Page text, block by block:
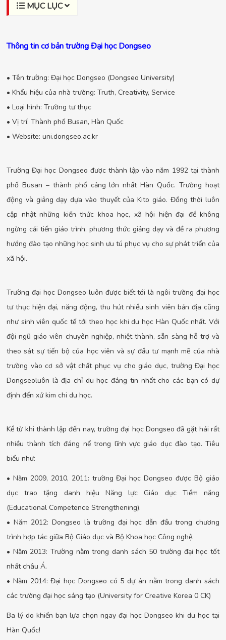
MỤC LỤC
Thông tin cơ bản trường Đại học Dongseo
• Tên trường: Đại học Dongseo (Dongseo University)
• Khẩu hiệu của nhà trường: Truth, Creativity, Service
• Loại hình: Trường tư thục
• Vị trí: Thành phố Busan, Hàn Quốc
• Website: uni.dongseo.ac.kr
Trường Đại học Dongseo được thành lập vào năm 1992 tại thành
phố Busan – thành phố cảng lớn nhất Hàn Quốc. Trường hoạt
động và giảng dạy dựa vào thuyết của Kito giáo. Đồng thời luôn
cập nhật những kiến thức khoa học, xã hội hiện đại để không
ngừng cải tiến giáo trình, phương thức giảng dạy và đề ra phương
hướng đào tạo những học sinh ưu tú phục vụ cho sự phát triển của
xã hội.
Trường đại học Dongseo luôn được biết tới là ngôi trường đại học
tư thục hiện đại, năng động, thu hút nhiều sinh viên bản địa cũng
như sinh viên quốc tế tới theo học khi du học Hàn Quốc nhất. Với
đội ngũ giáo viên chuyên nghiệp, nhiệt thành, sẵn sàng hỗ trợ và
theo sát sự tiến bộ của học viên và sự đầu tư mạnh mẽ của nhà
trường vào cơ sở vật chất phục vụ cho giáo dục, trường Đại học
Dongseoluôn là địa chỉ du học đáng tin nhất cho các bạn có dự
định đến xứ kim chi du học.
Kể từ khi thành lập đến nay, trường đại học Dongseo đã gặt hái rất
nhiều thành tích đáng nể trong lĩnh vực giáo dục đào tạo. Tiêu
biểu như:
• Năm 2009, 2010, 2011: trường Đại học Dongseo được Bộ giáo
dục trao tặng danh hiệu Năng lực Giáo dục Tiềm năng
(Educational Competence Strengthening).
• Năm 2012: Dongseo là trường đại học dẫn đầu trong chương
trình hợp tác giữa Bộ Giáo dục và Bộ Khoa học Công nghệ.
• Năm 2013: Trường nằm trong danh sách 50 trường đại học tốt
nhất châu Á.
• Năm 2014: Đại học Dongseo có 5 dự án nằm trong danh sách
các trường đại học sáng tạo (University for Creative Korea 0 CK)
Ba lý do khiến bạn lựa chọn ngay đại học Dongseo khi du học tại
Hàn Quốc!